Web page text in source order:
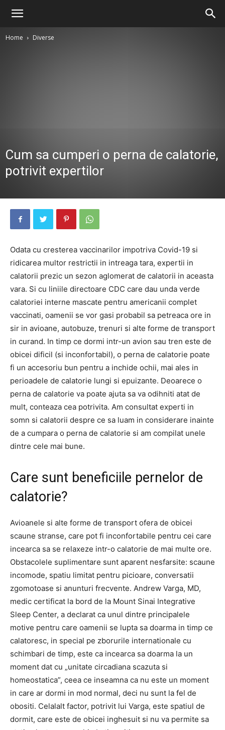
Home Diverse
Cum sa cumperi o perna de calatorie,
potrivit expertilor
Odata cu cresterea vaccinarilor impotriva Covid-19 si
ridicarea multor restrictii in intreaga tara, expertii in
calatorii prezic un sezon aglomerat de calatorii in aceasta
vara. Si cu liniile directoare CDC care dau unda verde
calatoriei interne mascate pentru americanii complet
vaccinati, oamenii se vor gasi probabil sa petreaca ore in
sir in avioane, autobuze, trenuri si alte forme de transport
in curand. In timp ce dormi intr-un avion sau tren este de
obicei dificil (si inconfortabil), o perna de calatorie poate
fi un accesoriu bun pentru a inchide ochii, mai ales in
perioadele de calatorie lungi si epuizante. Deoarece o
perna de calatorie va poate ajuta sa va odihniti atat de
mult, conteaza cea potrivita. Am consultat experti in
somn si calatorii despre ce sa luam in considerare inainte
de a cumpara o perna de calatorie si am compilat unele
dintre cele mai bune.
Care sunt beneficiile pernelor de
calatorie?
Avioanele si alte forme de transport ofera de obicei
scaune stranse, care pot fi inconfortabile pentru cei care
incearca sa se relaxeze intr-o calatorie de mai multe ore.
Obstacolele suplimentare sunt aparent nesfarsite: scaune
incomode, spatiu limitat pentru picioare, conversatii
zgomotoase si anunturi frecvente. Andrew Varga, MD,
medic certificat la bord de la Mount Sinai Integrative
Sleep Center, a declarat ca unul dintre principalele
motive pentru care oamenii se lupta sa doarma in timp ce
calatoresc, in special pe zborurile internationale cu
schimbari de timp, este ca incearca sa doarma la un
moment dat cu „unitate circadiana scazuta si
homeostatica”, ceea ce inseamna ca nu este un moment
in care ar dormi in mod normal, deci nu sunt la fel de
obositi. Celalalt factor, potrivit lui Varga, este spatiul de
dormit, care este de obicei inghesuit si nu va permite sa